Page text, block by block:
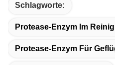
Schlagworte:
Protease-Enzym Im
Protease-Enzym Für